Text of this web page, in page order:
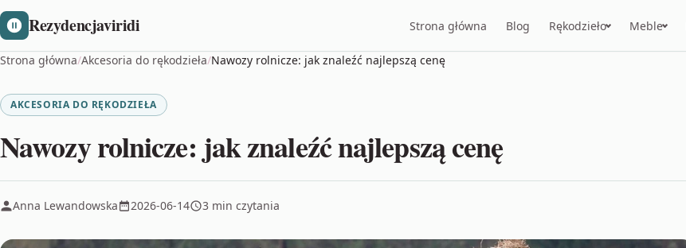
Rezydencjaviridi Strona główna Blog Rękodzieło Meble
Strona główna/Akcesoria do rękodzieła/Nawozy rolnicze: jak znaleźć najlepszą cenę
AKCESORIA DO RĘKODZIEŁA
Nawozy rolnicze: jak znaleźć najlepszą cenę
Anna Lewandowska 2026-06-14 3 min czytania